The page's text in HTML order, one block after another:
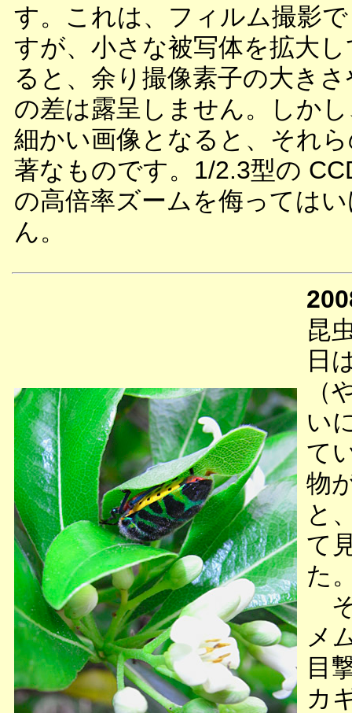
す。これは、フィルム撮影
すが、小さな被写体を拡大
ると、余り撮像素子の大き
の差は露呈しません。しか
細かい画像となると、それ
著なものです。1/2.3型の
の高倍率ズームを侮っては
ん。
昆
日
（
い
て
物
と
て
た
メ
目
カ